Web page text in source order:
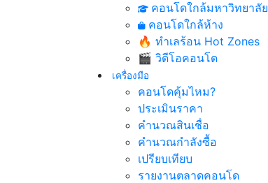
คอนโดใกล้มหาวิทยาลัย
คอนโดใกล้ห้าง
🔥 ทำเลร้อน Hot Zones
🎬 วิดีโอคอนโด
เครื่องมือ
คอนโดคุ้มไหม?
ประเมินราคา
คำนวณสินเชื่อ
คำนวณกำลังซื้อ
เปรียบเทียบ
รายงานตลาดคอนโด